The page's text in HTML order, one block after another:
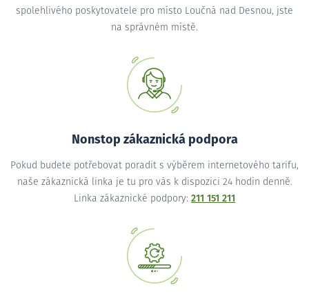
spolehlivého poskytovatele pro místo Loučná nad Desnou, jste
na správném místě.
Nonstop zákaznická podpora
Pokud budete potřebovat poradit s výběrem internetového tarifu,
naše zákaznická linka je tu pro vás k dispozici 24 hodin denně.
Linka zákaznické podpory: 211 151 211